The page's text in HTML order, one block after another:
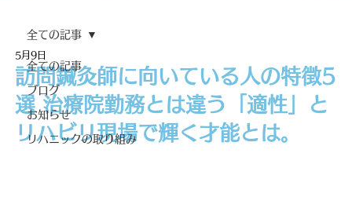
全ての記事
ブログ
お知らせ
リハニックの取り組み
全ての記事
訪問鍼灸師に向いている人の特徴5
選 治療院勤務とは違う「適性」と
リハビリ現場で輝く才能とは。
5月9日